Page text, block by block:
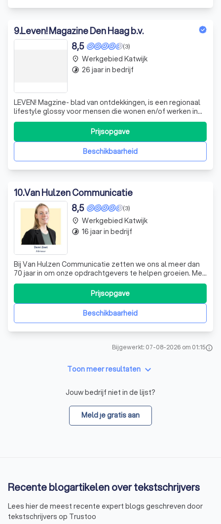
9.Leven! Magazine Den Haag b.v.
(3)
8,5
LEVEN! Magzine- blad van ontdekkingen, is een regionaal
lifestyle glossy voor mensen die wonen en/of werken in
de regio Haaglanden. Met aandacht voor bijzondere
mensen, projecten, plekken en producten, brengen we
een inspirerende en onderhoudende mix van verhalen die
dichtbij de lezer staan. Met ee
Beschikbaarheid
Prijsopgave
place Werkgebied Katwijk
timelapse 26 jaar in bedrijf
10.Van Hulzen Communicatie
(3)
8,5
Bij Van Hulzen Communicatie zetten we ons al meer dan
70 jaar in om onze opdrachtgevers te helpen groeien. Met
een team van twintig professionals combineren we
strategie, creatie en content om effectieve
communicatie te realiseren. Onze rijke geschiedenis
begon in 1950, toen Kick van Hulzen het eers
Beschikbaarheid
Prijsopgave
place Werkgebied Katwijk
timelapse 16 jaar in bedrijf
Bijgewerkt: 07-08-2026 om 01:15info
Toon meer resultaten keyboard_arrow_down
Jouw bedrijf niet in de lijst?
Meld je gratis aan
Recente blogartikelen over tekstschrijvers
Lees hier de meest recente expert blogs geschreven door
tekstschrijvers op Trustoo